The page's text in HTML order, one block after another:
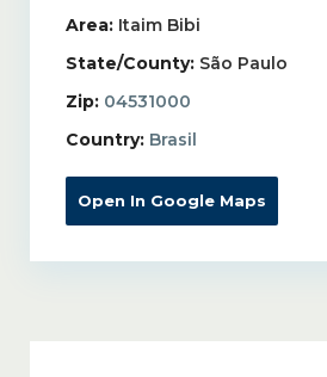
Area: Itaim Bibi
State/County: São Paulo
Zip: 04531000
Country: Brasil
Open In Google Maps